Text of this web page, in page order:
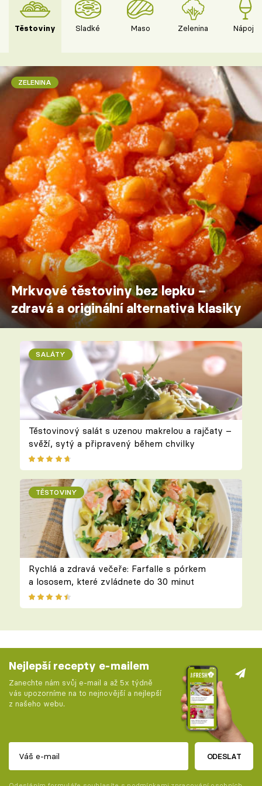
Těstoviny Sladké Maso Zelenina Nápoje
ZELENINA
Mrkvové těstoviny bez lepku –
zdravá a originální alternativa klasiky
SALÁTY
Těstovinový salát s uzenou makrelou a rajčaty –
svěží, sytý a připravený během chvilky
TĚSTOVINY
Rychlá a zdravá večeře: Farfalle s pórkem
a lososem, které zvládnete do 30 minut
Nejlepší recepty e-mailem
Zanechte nám svůj e-mail a až 5x týdně
vás upozorníme na to nejnovější a nejlepší
z našeho webu.
ODESLAT